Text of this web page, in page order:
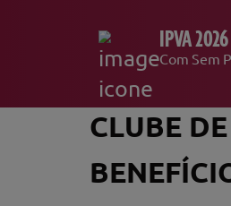
IPVA
Com
CLUBE DE